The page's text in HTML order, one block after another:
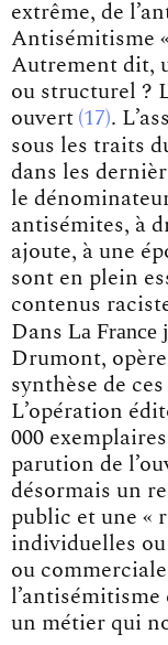
extrême, de
Antisémitisme «
Autrement dit,
ou structurel ?
ouvert 17 .
sous les traits
dans les
le
antisémites, à
ajoute, à une
sont en plein
contenus
Dans La France
Drumont,
synthèse de
L’opération
000
parution de
désormais un
public et une «
individuelles
ou
un métier qui